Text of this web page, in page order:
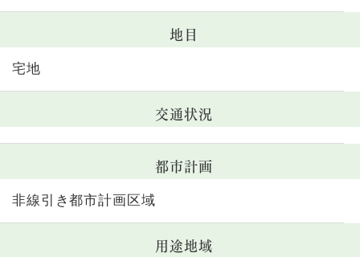
地目
宅地
交通状況
都市計画
非線引き都市計画区域
用途地域